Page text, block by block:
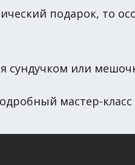
подарок, то
сундучком или
мастер-